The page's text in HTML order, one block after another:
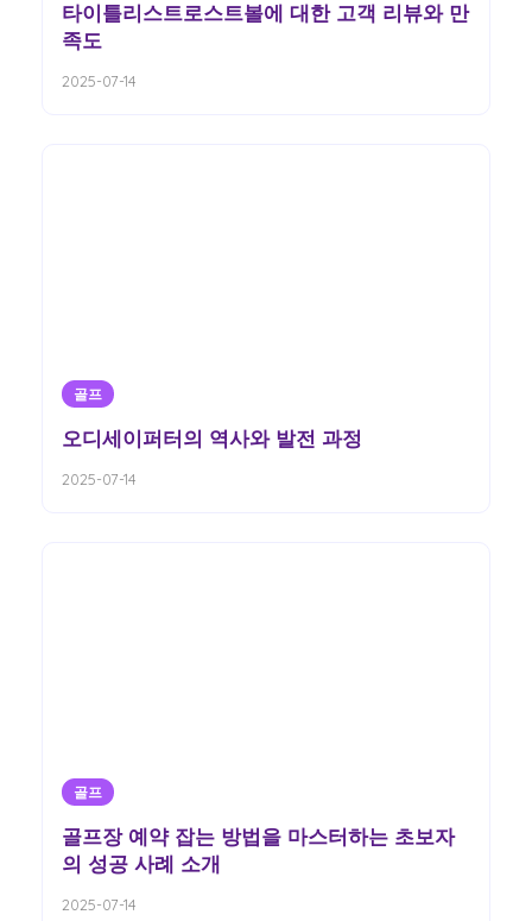
타이틀리스트로스트볼에 대한 고객 리뷰와 만
족도
2025-07-14
골프
오디세이퍼터의 역사와 발전 과정
2025-07-14
골프
골프장 예약 잡는 방법을 마스터하는 초보자
의 성공 사례 소개
2025-07-14